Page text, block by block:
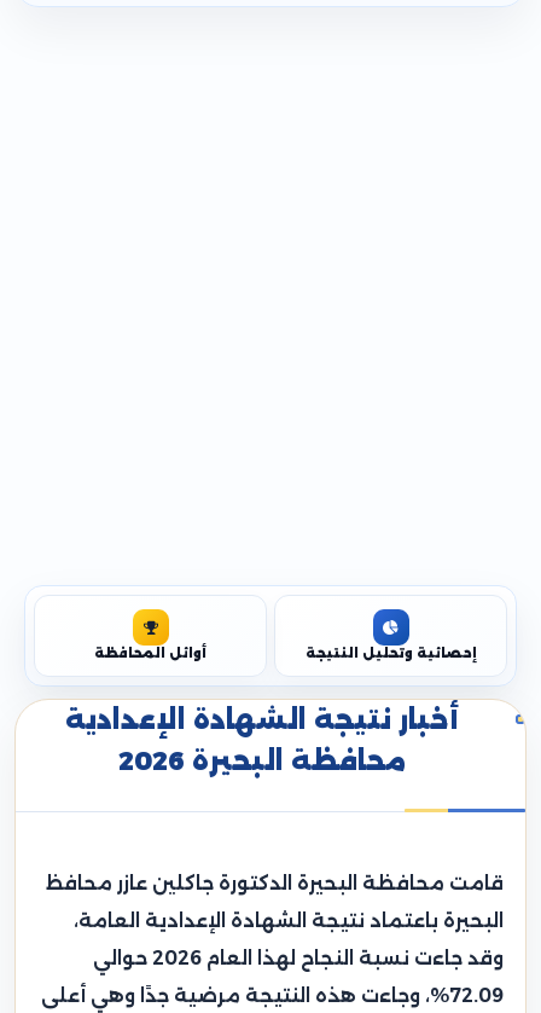
إحصائية وتحليل النتيجة أوائل المحافظة
أخبار نتيجة الشهادة الإعدادية
محافظة البحيرة 2026
قامت محافظة البحيرة الدكتورة جاكلين عازر محافظ
البحيرة باعتماد نتيجة الشهادة الإعدادية العامة،
وقد جاءت نسبة النجاح لهذا العام 2026 حوالي
72.09%، وجاءت هذه النتيجة مرضية جدًا وهي أعلى